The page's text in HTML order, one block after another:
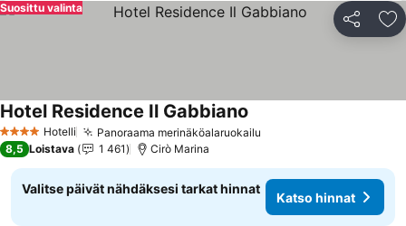
Jaa
Suosittu valinta
4 Tähtiluokitus
Hotelli Panoraama merinäköalaruokailu
Hotel Residence Il Gabbiano
8,5 Loistava 1 461 Cirò Marina
Valitse päivät nähdäksesi tarkat hinnat
Katso hinnat